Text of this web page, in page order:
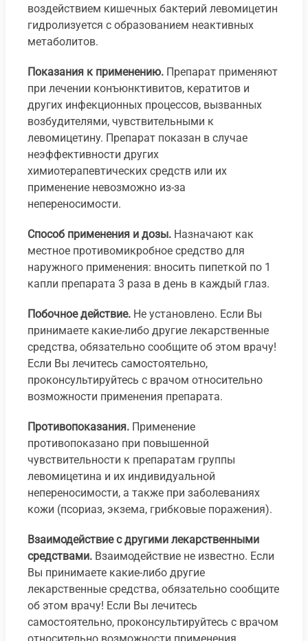
воздействием кишечных бактерий левомицетин
гидролизуется с образованием неактивных
метаболитов.
Показания к применению. Препарат применяют
при лечении конъюнктивитов, кератитов и
других инфекционных процессов, вызванных
возбудителями, чувствительными к
левомицетину. Препарат показан в случае
неэффективности других
химиотерапевтических средств или их
применение невозможно из-за
непереносимости.
Способ применения и дозы. Назначают как
местное противомикробное средство для
наружного применения: вносить пипеткой по 1
капли препарата 3 раза в день в каждый глаз.
Побочное действие. Не установлено. Если Вы
принимаете какие-либо другие лекарственные
средства, обязательно сообщите об этом врачу!
Если Вы лечитесь самостоятельно,
проконсультируйтесь с врачом относительно
возможности применения препарата.
Противопоказания. Применение
противопоказано при повышенной
чувствительности к препаратам группы
левомицетина и их индивидуальной
непереносимости, а также при заболеваниях
кожи (псориаз, экзема, грибковые поражения).
Взаимодействие с другими лекарственными
средствами. Взаимодействие не известно. Если
Вы принимаете какие-либо другие
лекарственные средства, обязательно сообщите
об этом врачу! Если Вы лечитесь
самостоятельно, проконсультируйтесь с врачом